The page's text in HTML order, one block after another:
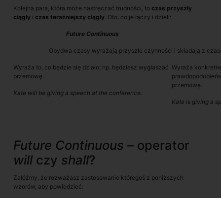
Kolejna para, która może nastręczać trudności, to czas przyszły
ciągły i czas teraźniejszy ciągły. Oto, co je łączy i dzieli:
Future Continuous
Obydwa czasy wyrażają przyszłe czynności i składają z
Wyraża to, co będzie się działo; np. będziesz wygłaszać
przemowę.
Kate will be giving a speech at the conference.
Wyraża
przemowę.
Kate is giving a
Future Continuous – operator
will czy shall?
Załóżmy, że rozważasz zastosowanie któregoś z poniższych
wzorów, aby powiedzieć: